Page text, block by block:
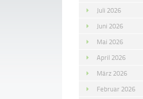
Juli 2026
Juni 2026
Mai 2026
April 2026
März 2026
Februar 2026